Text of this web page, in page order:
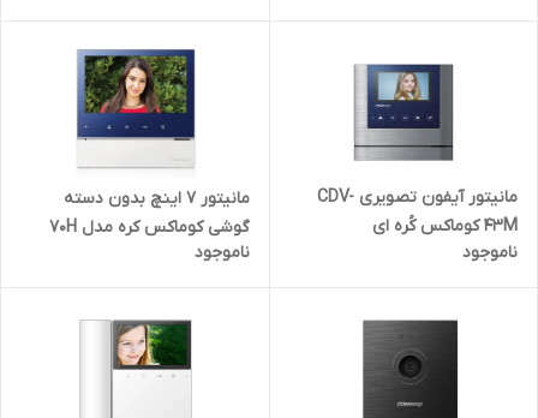
مانیتور آیفون تصویری CDV-
43M کوماکس کُره ای
ناموجود
مانیتور ۷ اینچ بدون دسته
گوشی کوماکس کره مدل 70H
ناموجود